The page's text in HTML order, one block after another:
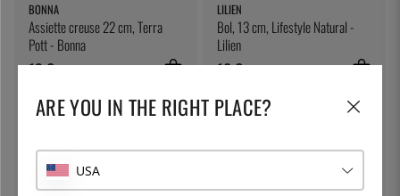
BONNA
Assiette creuse 22 cm, Terra
Pott - Bonna
13 €
LILIEN
Bol, 13 cm, Lifestyle Natural -
Lilien
10 €
ARE YOU IN THE RIGHT PLACE?
USA